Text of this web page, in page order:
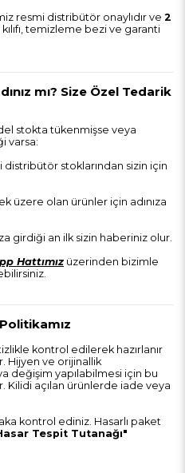
resmi distribütör onaylıdır ve 2
kılıfı, temizleme bezi ve garanti
mı? Size Özel Tedarik
stokta tükenmişse veya
varsa:
distribütör stoklarından sizin için
üzere olan ürünler için adınıza
girdiği an ilk sizin haberiniz olur.
Hattımız üzerinden bizimle
kontrol edilerek hazırlanır
Hijyen ve orijinallik
değişim yapılabilmesi için bu
Kilidi açılan ürünlerde iade veya
kontrol ediniz. Hasarlı paket
Tespit Tutanağı"